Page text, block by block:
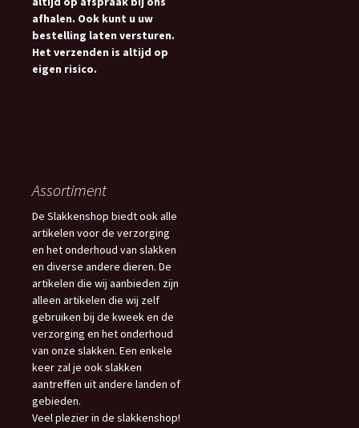
afhalen. Ook kunt u uw
bestelling laten versturen.
Het verzenden is altijd op
eigen risico.
Assortiment
De Slakkenshop biedt ook alle
artikelen voor de verzorging
en het onderhoud van slakken
en diverse andere dieren. De
artikelen die wij aanbieden zijn
alleen artikelen die wij zelf
gebruiken bij de kweek en de
verzorging en het onderhoud
van onze slakken. Een enkele
keer zal je ook slakken
aantreffen uit andere landen of
gebieden.
Veel plezier in de slakkenshop!